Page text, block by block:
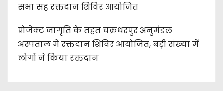
सभा सह रक्तदान शिविर आयोजित
प्रोजेक्ट जागृति के तहत चक्रधरपुर अनुमंडल
अस्पताल में रक्तदान शिविर आयोजित, बड़ी संख्या में
लोगों ने किया रक्तदान